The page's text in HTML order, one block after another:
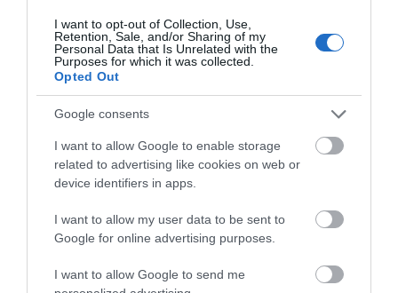
I want to opt-out of Collection, Use,
Retention, Sale, and/or Sharing of my
Personal Data that Is Unrelated with the
Purposes for which it was collected.
Opted Out
Google consents
I want to allow Google to enable storage
related to advertising like cookies on web or
device identifiers in apps.
I want to allow my user data to be sent to
Google for online advertising purposes.
I want to allow Google to send me
CONSULTING
networkernek, hiteles kommunikátornak
születni kell. De mi van, ha nem annak
figyeljenek ránk? Hogy hitelesnek